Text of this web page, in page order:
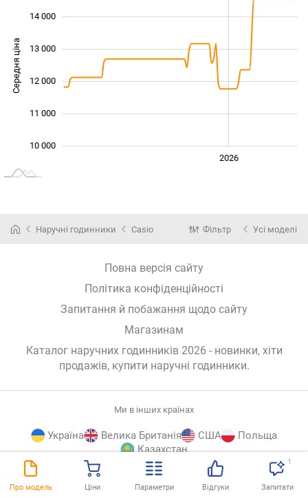
Про модель Ціни Параметри Відгуки Запитати
1
Середня ціна
10 000
11 000
12 000
13 000
14 000
2026
Наручні годинники Casio Фільтр Усі моделі
Повна версія сайту
Політика конфіденційності
Запитання й побажання щодо сайту
Магазинам
Каталог наручних годинників 2026 - новинки, хіти
продажів, купити наручні годинники.
Ми в інших країнах
Україна Велика Британія США
Польща
Казахстан
Katalog
© E-Katalog, 2026 ВГОРУ